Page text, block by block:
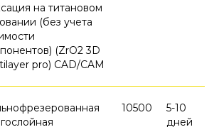
на титановом
(без учета
(ZrO2 3D
pro) CAD/CAM
10500
5-10
дней